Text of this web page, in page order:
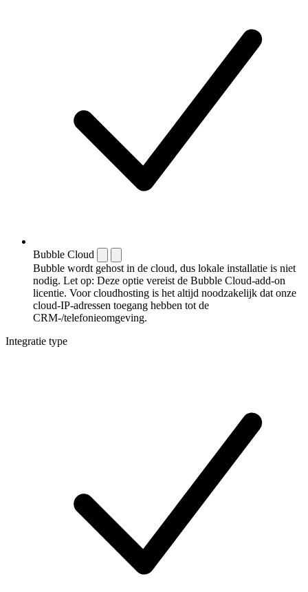
Bubble Cloud
Bubble wordt gehost in de cloud, dus lokale installatie is niet
nodig. Let op: Deze optie vereist de Bubble Cloud-add-on
licentie. Voor cloudhosting is het altijd noodzakelijk dat onze
cloud-IP-adressen toegang hebben tot de
CRM-/telefonieomgeving.
Integratie type